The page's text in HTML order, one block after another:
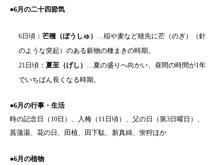
●6月の二十四節気
6日頃：芒種（ぼうしゅ） …稲や麦など穂先に芒（のぎ）（針
のような突起）のある穀物の種まきの時期。
21日頃：夏至（げし） …夏の盛りへ向かい、昼間の時間が1年
でいちばん長くなる時期。
●6月の行事・生活
時の記念日（10日）、入梅（11日頃）、父の日（第3日曜日）、
菖蒲湯、花の日、田植、田下駄、新真綿、蛍狩ほか
●6月の植物